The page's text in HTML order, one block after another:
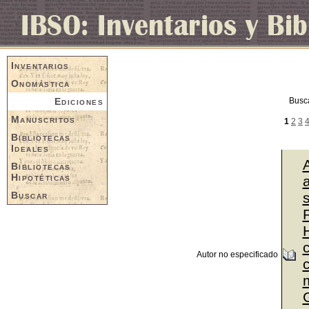
Inventarios
Onomástica
Ediciones
Manuscritos
Bibliotecas
Ideales
Bibliotecas
Hipotéticas
Buscar
1 2 3 4
Autor no especificado